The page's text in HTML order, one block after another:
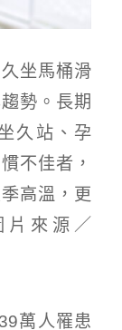
坐馬桶滑
勢。長期
久站、孕
不佳者，
高溫，更
來源／
萬人罹患